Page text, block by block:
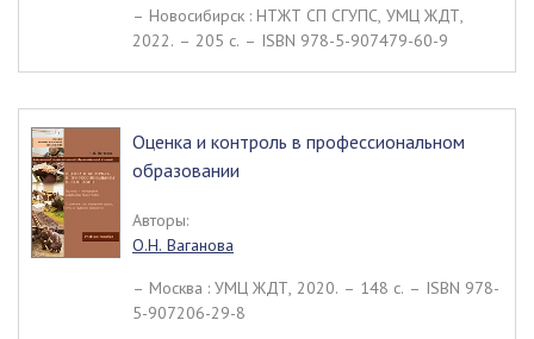
– Новосибирск : НТЖТ СП СГУПС, УМЦ ЖДТ,
2022. – 205 c. – ISBN 978-5-907479-60-9
Оценка и контроль в профессиональном
образовании
Авторы:
О.Н. Ваганова
– Москва : УМЦ ЖДТ, 2020. – 148 c. – ISBN 978-
5-907206-29-8